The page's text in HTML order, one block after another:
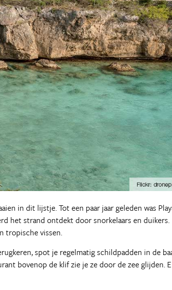
in dit lijstje. Tot een paar jaar geleden was
het strand ontdekt door snorkelaars en duikers.
tropische vissen.
spot je regelmatig schildpadden in de
bovenop de klif zie je ze door de zee glijden.